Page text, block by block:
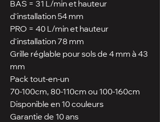
BAS = 31 L/min et hauteur
d'installation 54 mm
PRO = 40 L/min et hauteur
d'installation 78 mm
Grille réglable pour sols de 4 mm à 43
mm
Pack tout-en-un
70-100cm, 80-110cm ou 100-160cm
Disponible en 10 couleurs
Garantie de 10 ans